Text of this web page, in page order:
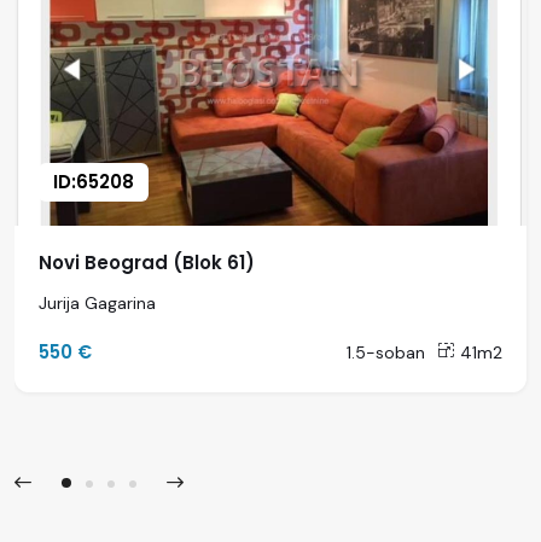
ID:65208
Novi Beograd (Blok 61)
Jurija Gagarina
550 € 1.5-soban 41m2